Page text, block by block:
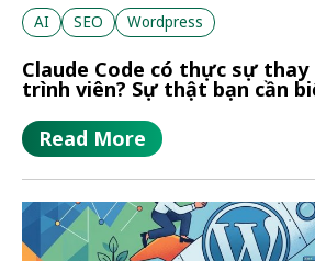
AI SEO Wordpress
Claude Code có thực sự
trình viên? Sự thật bạn cần
Read More